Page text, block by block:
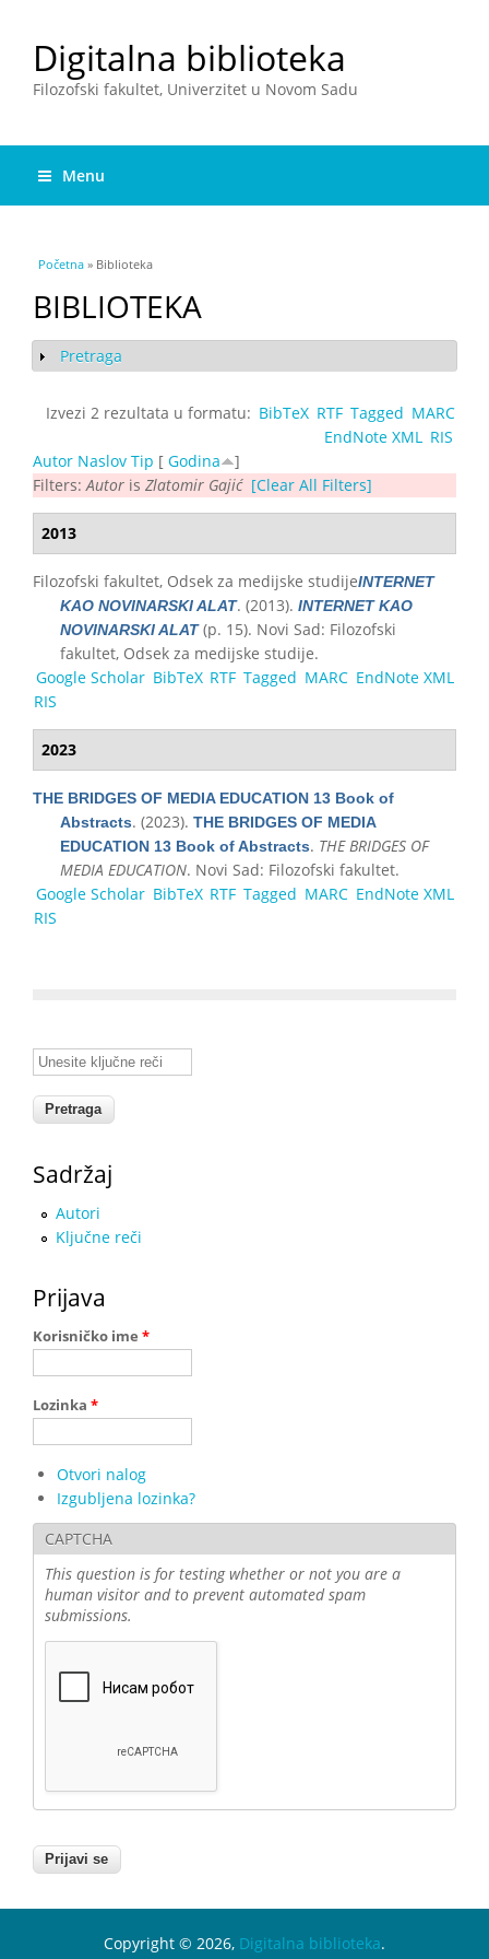
Digitalna biblioteka
Filozofski fakultet, Univerzitet u Novom Sadu
Menu
You are here
Početna » Biblioteka
BIBLIOTEKA
Show
Pretraga
Izvezi 2 rezultata u formatu: BibTeX RTF Tagged MARC
EndNote XML
RIS
Autor Naslov Tip [ Godina
]
Filters: Autor is Zlatomir Gajić [Clear All Filters]
2013
Filozofski fakultet, Odsek za medijske studijeINTERNET
KAO NOVINARSKI ALAT. (2013). INTERNET KAO
NOVINARSKI ALAT(p. 15). Novi Sad: Filozofski
fakultet, Odsek za medijske studije.
Google Scholar BibTeX RTF Tagged MARC EndNote XML
RIS
2023
THE BRIDGES OF MEDIA EDUCATION 13 Book of
Abstracts. (2023). THE BRIDGES OF MEDIA
EDUCATION 13 Book of Abstracts. THE BRIDGES OF
MEDIA EDUCATION. Novi Sad: Filozofski fakultet.
Google Scholar BibTeX RTF Tagged MARC EndNote XML
RIS
Unesite ključne reči
Sadržaj
Autori
Ključne reči
Prijava
Korisničko ime *
Lozinka *
Otvori nalog
Izgubljena lozinka?
CAPTCHA
This question is for testing whether or not you are a
human visitor and to prevent automated spam
submissions.
Copyright © 2026, Digitalna biblioteka.